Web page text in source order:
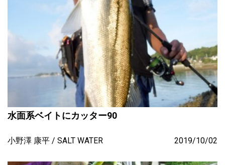
水面系ベイトにカッター90
小野澤 康平 SALT WATER 2019/10/02